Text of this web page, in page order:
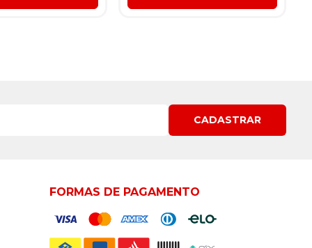
CADASTRAR
FORMAS DE PAGAMENTO